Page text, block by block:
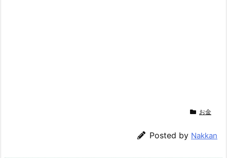
お金
Posted by Nakkan